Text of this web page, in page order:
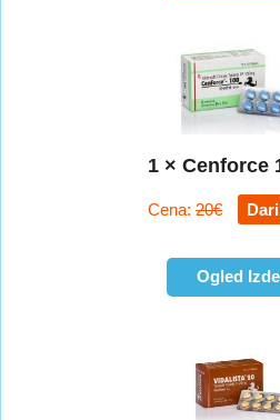
1 × Cenforce
Cena: 20€
Ogled